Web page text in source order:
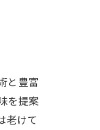
と豊富
を提案
老けて